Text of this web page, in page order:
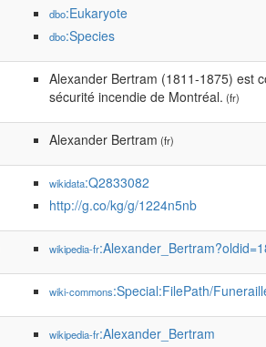
dbo:Eukaryote
dbo:Species
Alexander Bertram (1811-1875) est
sécurité incendie de Montréal. (fr)
Alexander Bertram (fr)
wikidata:Q2833082
http://g.co/kg/g/1224n5nb
wikipedia-fr
wiki-commons:Special:FilePath/
wikipedia-fr:Alexander_Bertram